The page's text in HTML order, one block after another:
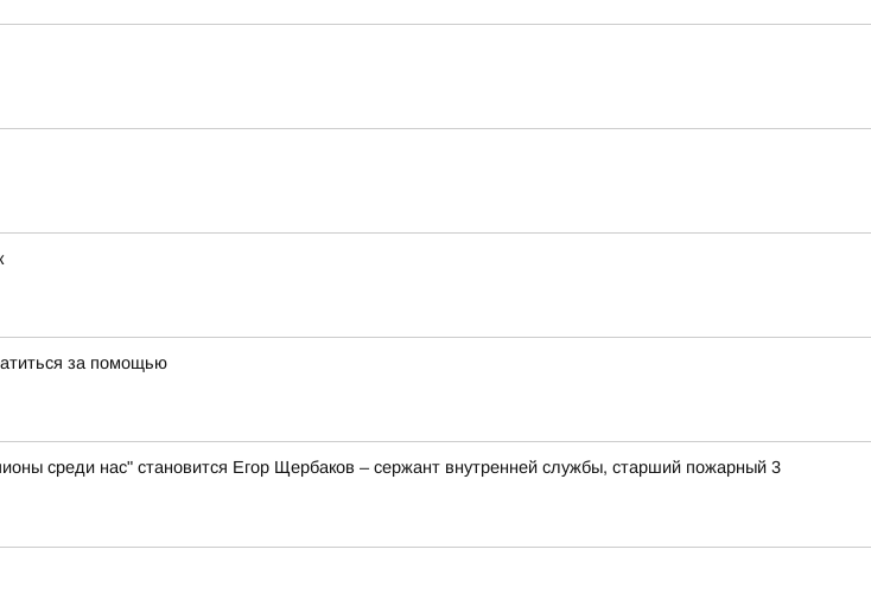
за помощью
среди нас" становится Егор Щербаков – сержант внутренней службы, старший пожарный 3